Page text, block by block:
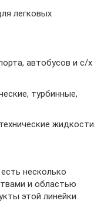
легковых
автобусов и с/х
турбинные,
жидкости.
несколько
и областью
этой линейки.